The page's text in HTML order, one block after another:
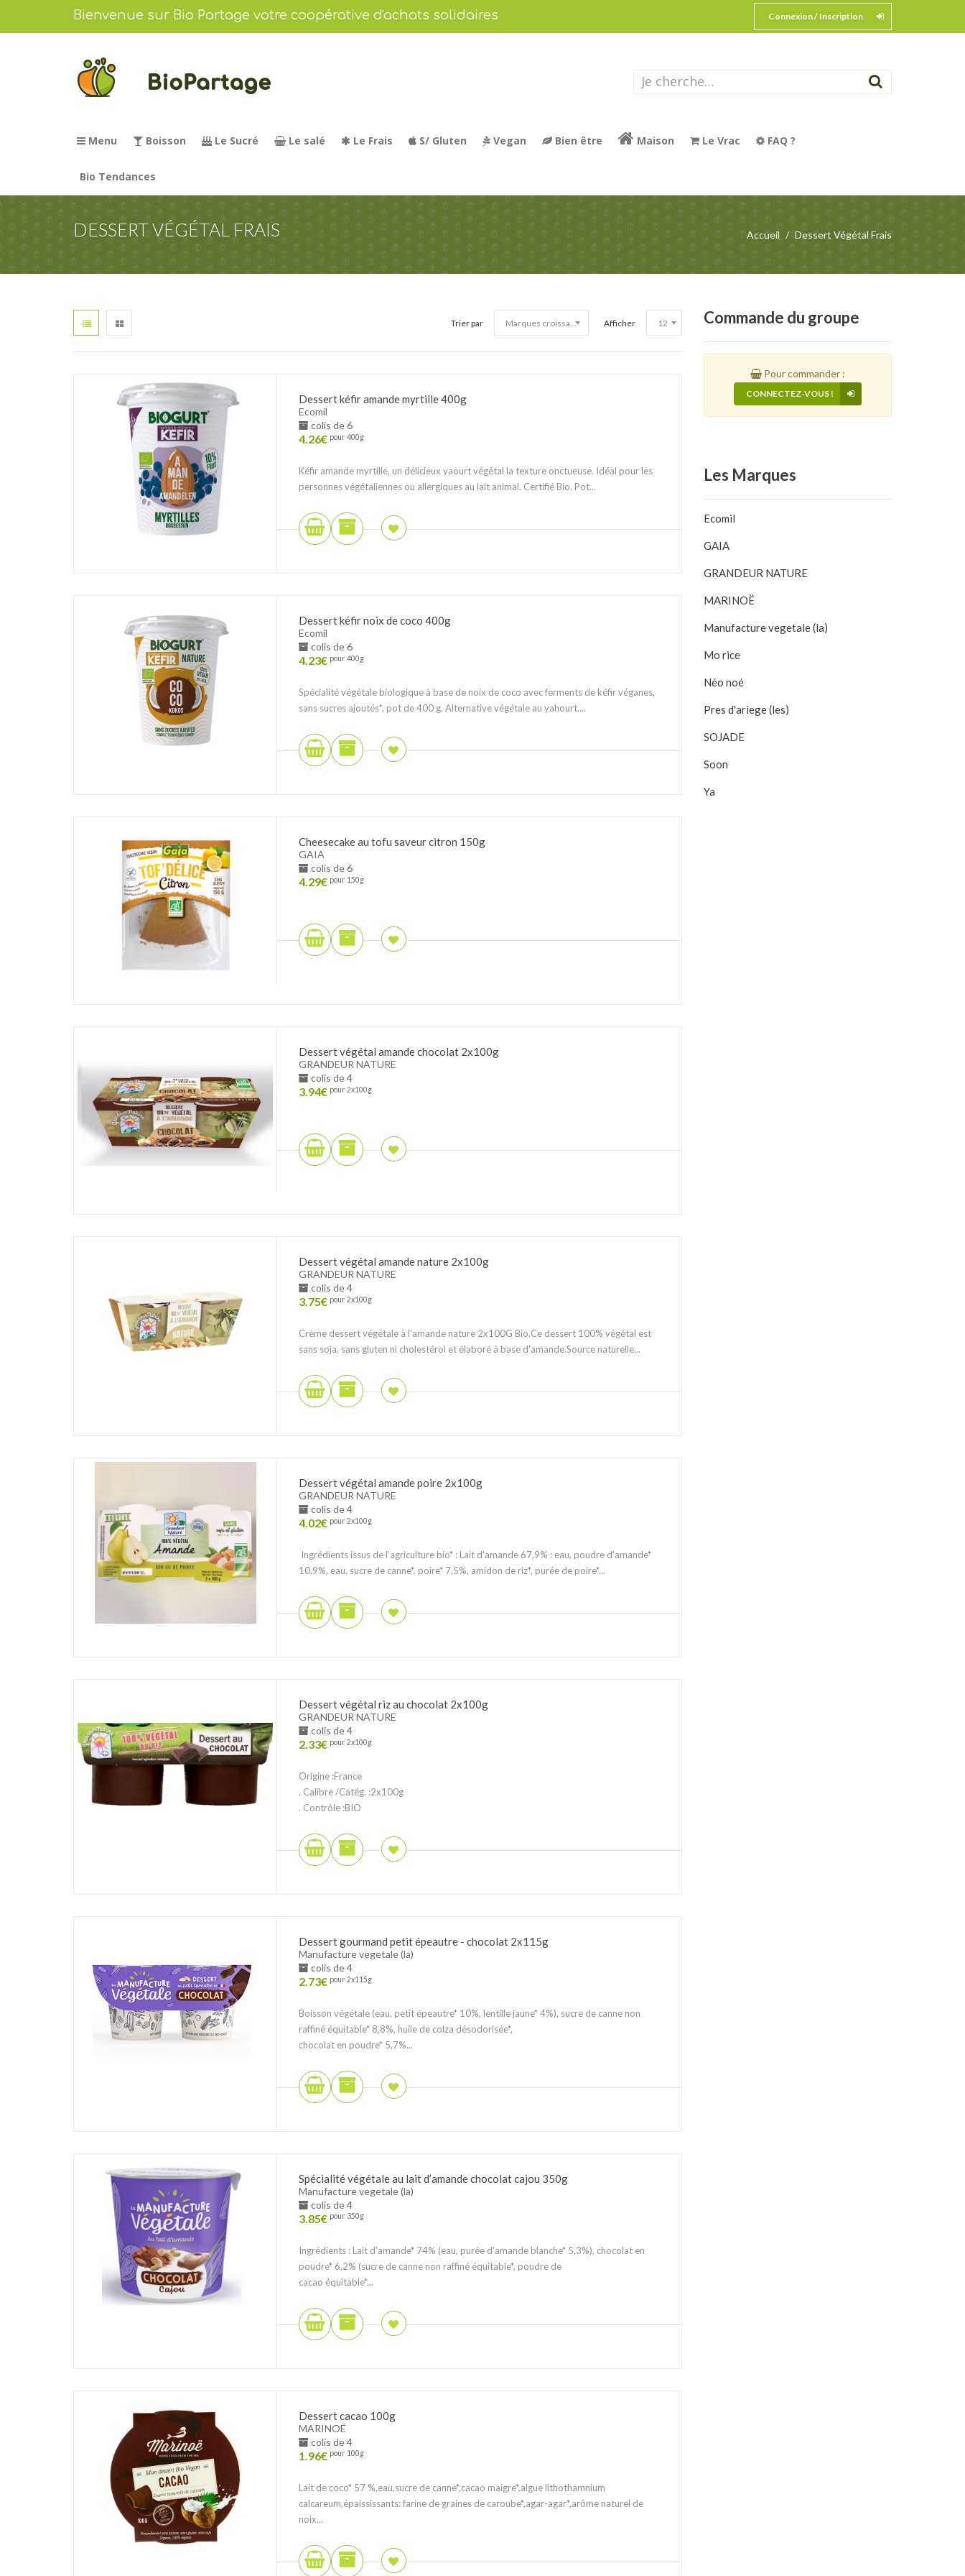
Bienvenue sur Bio Partage votre coopérative d'achats solidaires Connexion / Inscription
Menu Boisson Le Sucré Le salé Le Frais S/ Gluten Vegan Bien être Maison Le Vrac FAQ ?
Bio Tendances
DESSERT VÉGÉTAL FRAIS Accueil Dessert Végétal Frais
Trier par Afficher
Dessert kéfir amande myrtille 400g
Ecomil
colis de 6
4.26€ pour 400g
Kéfir amande myrtille, un délicieux yaourt végétal la texture onctueuse. Idéal pour les
personnes végétaliennes ou allergiques au lait animal. Certifié Bio. Pot...
Dessert kéfir noix de coco 400g
Ecomil
colis de 6
4.23€ pour 400g
Spécialité végétale biologique à base de noix de coco avec ferments de kéfir véganes,
sans sucres ajoutés*, pot de 400 g. Alternative végétale au yahourt....
Cheesecake au tofu saveur citron 150g
GAIA
colis de 6
4.29€ pour 150g
Dessert végétal amande chocolat 2x100g
GRANDEUR NATURE
colis de 4
3.94€ pour 2x100g
Dessert végétal amande nature 2x100g
GRANDEUR NATURE
colis de 4
3.75€ pour 2x100g
Crème dessert végétale à l'amande nature 2x100G Bio.Ce dessert 100% végétal est
sans soja, sans gluten ni cholestérol et élaboré à base d'amande.Source naturelle...
Dessert végétal amande poire 2x100g
GRANDEUR NATURE
colis de 4
4.02€ pour 2x100g
Ingrédients issus de l’agriculture bio* : Lait d'amande 67,9% : eau, poudre d'amande*
10,9%, eau, sucre de canne*, poire* 7,5%, amidon de riz*, purée de poire*...
Dessert végétal riz au chocolat 2x100g
GRANDEUR NATURE
colis de 4
2.33€ pour 2x100g
Origine :France
. Calibre /Catég. :2x100g
. Contrôle :BIO
Dessert gourmand petit épeautre - chocolat 2x115g
Manufacture vegetale (la)
colis de 4
2.73€ pour 2x115g
Boisson végétale (eau, petit épeautre* 10%, lentille jaune* 4%), sucre de canne non
raffiné équitable* 8,8%, huile de colza désodorisée*,
chocolat en poudre* 5,7%...
Spécialité végétale au lait d’amande chocolat cajou 350g
Manufacture vegetale (la)
colis de 4
3.85€ pour 350g
Ingrédients : Lait d'amande* 74% (eau, purée d'amande blanche* 5,3%), chocolat en
poudre* 6,2% (sucre de canne non raffiné équitable*, poudre de
cacao équitable*...
Dessert cacao 100g
MARINOË
colis de 4
1.96€ pour 100g
Lait de coco* 57 %,eau,sucre de canne*,cacao maigre*,algue lithothamnium
calcareum,épaississants: farine de graines de caroube*,agar-agar*,arôme naturel de
noix...
Commande du groupe
Pour commander :
CONNECTEZ-VOUS !
Les Marques
Ecomil
GAIA
GRANDEUR NATURE
MARINOË
Manufacture vegetale (la)
Mo rice
Néo noé
Pres d'ariege (les)
SOJADE
Soon
Ya